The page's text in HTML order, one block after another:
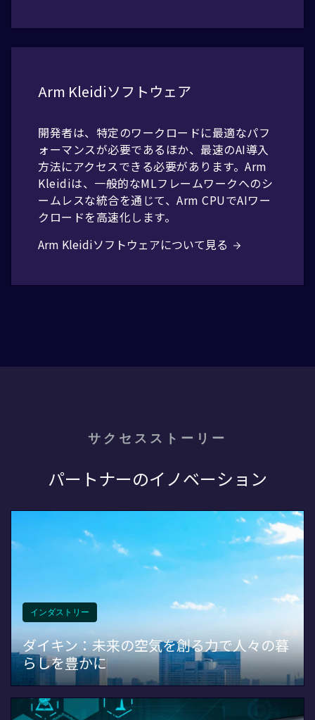
Arm Kleidiソフトウェア
開発者は、特定のワークロードに最適なパフ
ォーマンスが必要であるほか、最速のAI導入
方法にアクセスできる必要があります。Arm
Kleidiは、一般的なMLフレームワークへのシ
ームレスな統合を通じて、Arm CPUでAIワー
クロードを高速化します。
Arm Kleidiソフトウェアについて見る
サクセスストーリー
パートナーのイノベーション
インダストリー
ダイキン：未来の空気を創る力で人々の暮
らしを豊かに